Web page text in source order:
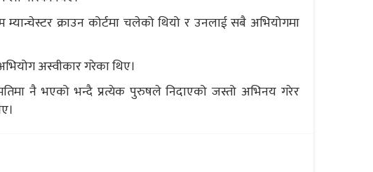
म्यान्चेस्टर क्राउन कोर्टमा चलेको थियो र उनलाई सबै अभियोगमा
अस्वीकार गरेका थिए।
नै भएको भन्दै प्रत्येक पुरुषले निदाएको जस्तो अभिनय गरेर